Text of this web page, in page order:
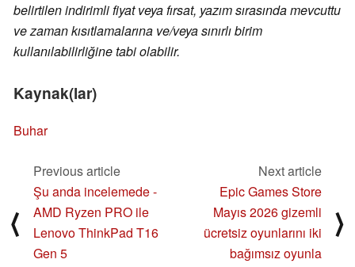
belirtilen indirimli fiyat veya fırsat, yazım sırasında mevcuttu
ve zaman kısıtlamalarına ve/veya sınırlı birim
kullanılabilirliğine tabi olabilir.
Kaynak(lar)
Buhar
⟨
Previous article
Şu anda incelemede -
AMD Ryzen PRO ile
Lenovo ThinkPad T16
Gen 5
Next article
Epic Games Store
Mayıs 2026 gizemli
ücretsiz oyunlarını iki
bağımsız oyunla
⟩